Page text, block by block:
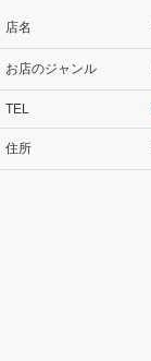
店名
お店のジャンル
TEL
住所